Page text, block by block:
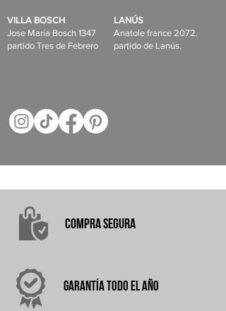
VILLA BOSCH
Jose María Bosch 1347
partido Tres de Febrero
LANÚS
Anatole france 2072.
partido de Lanús.
COMPRASEGURA
garantÍA TODO EL AÑO